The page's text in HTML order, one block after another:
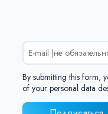
By submitting this form,
of your personal data